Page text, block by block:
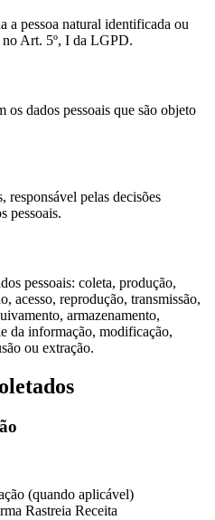
a pessoa natural identificada ou
Art. 5º, I da LGPD.
os dados pessoais que são objeto
, responsável pelas decisões
pessoais.
pessoais: coleta, produção,
acesso, reprodução, transmissão,
armazenamento,
da informação, modificação,
ou extração.
(quando aplicável)
Rastreia Receita